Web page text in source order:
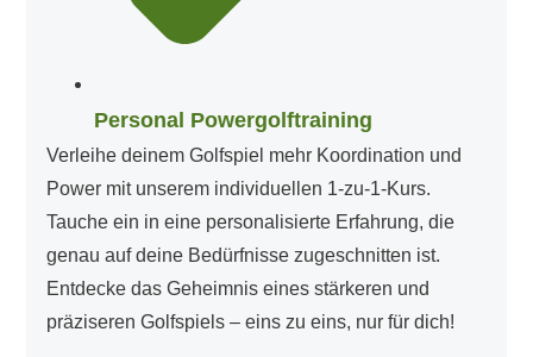
Personal Powergolftraining
Verleihe deinem Golfspiel mehr Koordination und
Power mit unserem individuellen 1-zu-1-Kurs.
Tauche ein in eine personalisierte Erfahrung, die
genau auf deine Bedürfnisse zugeschnitten ist.
Entdecke das Geheimnis eines stärkeren und
präziseren Golfspiels – eins zu eins, nur für dich!